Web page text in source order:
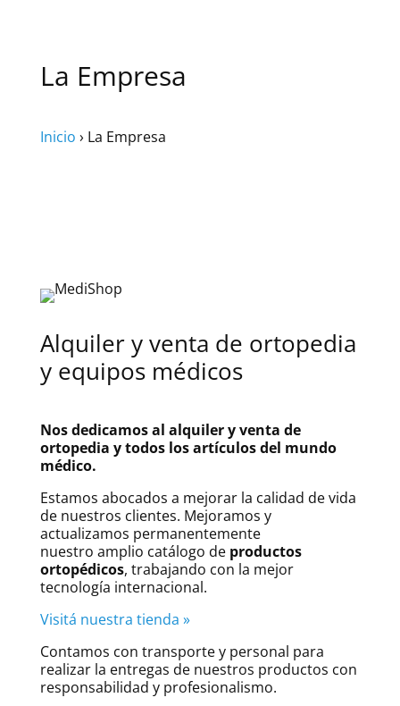
La Empresa
Inicio › La Empresa
Alquiler y venta de ortopedia
y equipos médicos
Nos dedicamos al alquiler y venta de
ortopedia y todos los artículos del mundo
médico.
Estamos abocados a mejorar la calidad de vida
de nuestros clientes. Mejoramos y
actualizamos permanentemente
nuestro amplio catálogo de productos
ortopédicos, trabajando con la mejor
tecnología internacional.
Visitá nuestra tienda »
Contamos con transporte y personal para
realizar la entregas de nuestros productos con
responsabilidad y profesionalismo.